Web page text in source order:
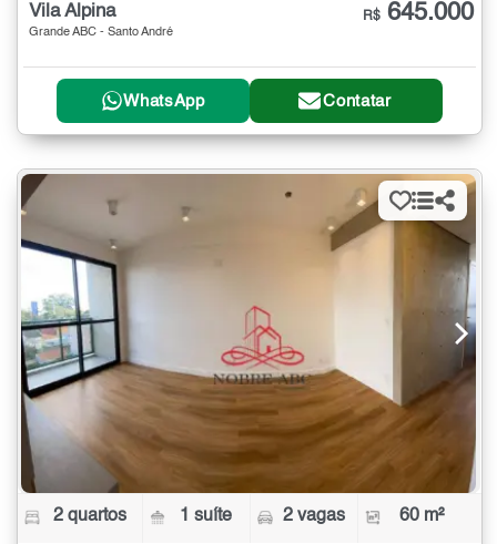
Vila Alpina
Grande ABC - Santo André
R$ 645.000
WhatsApp Contatar
2 quartos 1 suíte 2 vagas 60 m²